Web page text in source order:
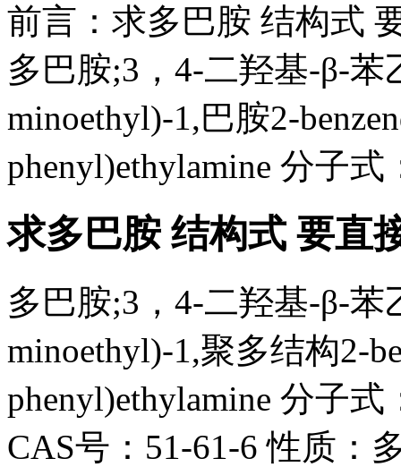
前言：求多巴胺 结构式
多巴胺;3，4-二羟基-β-苯
minoethyl)-1,巴胺2-
phenyl)ethylamine 分子式
求多巴胺 结构式 要直
多巴胺;3，4-二羟基-β-苯
minoethyl)-1,聚多结构2-
phenyl)ethylamine 分子
CAS号：51-61-6 性质：